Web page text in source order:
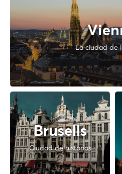
La ciudad de
Brusells
Ciudad de historias